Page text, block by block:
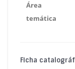
Área
temática
Ficha